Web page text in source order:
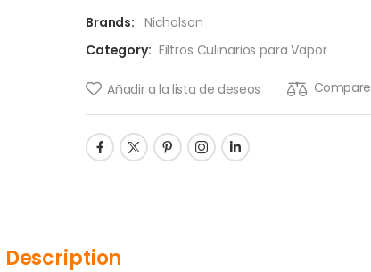
Brands: Nicholson
Category: Filtros Culinarios para Vapor
Añadir a la lista de deseos Compare
Description